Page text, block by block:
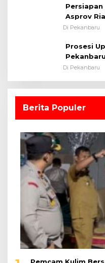
Persiapan
Asprov
Lapangan
Di Pekanbaru
Prosesi
Dalam
Di Pekanbaru
Berita Populer